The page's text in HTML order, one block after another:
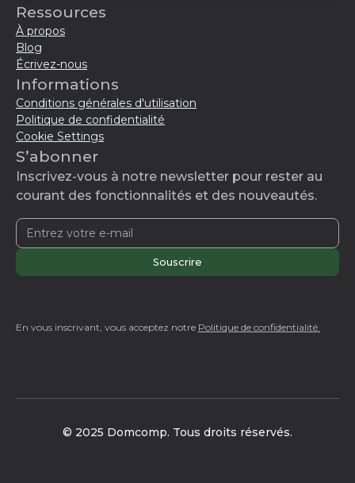
Ressources
À propos
Blog
Écrivez-nous
Informations
Conditions générales d'utilisation
Politique de confidentialité
Cookie Settings
S’abonner
Inscrivez-vous à notre newsletter pour rester au
courant des fonctionnalités et des nouveautés.
En vous inscrivant, vous acceptez notre Politique de confidentialité.
© 2025 Domcomp. Tous droits réservés.